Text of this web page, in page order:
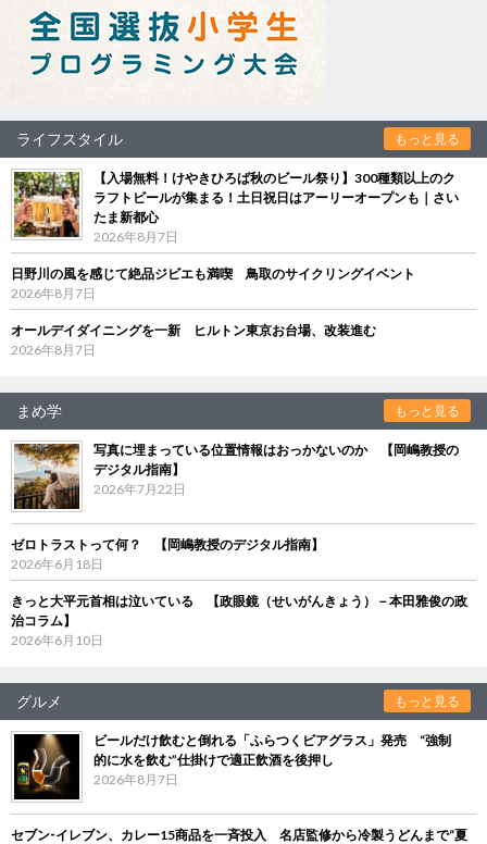
ライフスタイル もっと見る
【入場無料！けやきひろば秋のビール祭り】300種類以上のク
ラフトビールが集まる！土日祝日はアーリーオープンも｜さい
たま新都心
2026年8月7日
日野川の風を感じて絶品ジビエも満喫 鳥取のサイクリングイベント
2026年8月7日
オールデイダイニングを一新 ヒルトン東京お台場、改装進む
2026年8月7日
まめ学 もっと見る
写真に埋まっている位置情報はおっかないのか 【岡嶋教授の
デジタル指南】
2026年7月22日
ゼロトラストって何？ 【岡嶋教授のデジタル指南】
2026年6月18日
きっと大平元首相は泣いている 【政眼鏡（せいがんきょう）－本田雅俊の政
治コラム】
2026年6月10日
グルメ もっと見る
ビールだけ飲むと倒れる「ふらつくビアグラス」発売 “強制
的に水を飲む”仕掛けで適正飲酒を後押し
2026年8月7日
セブン‐イレブン、カレー15商品を一斉投入 名店監修から冷製うどんまで“夏